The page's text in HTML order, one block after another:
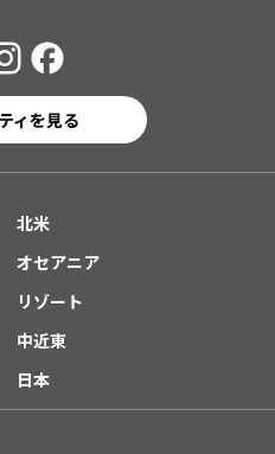
ィを見る
北米
オセアニア
リゾート
中近東
日本